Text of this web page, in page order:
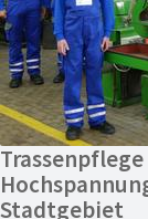
Stadtgebiet